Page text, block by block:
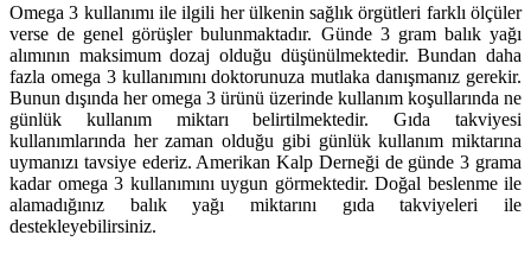
Omega 3 kullanımı ile ilgili her ülkenin sağlık örgütleri farklı ölçüler
verse de genel görüşler bulunmaktadır. Günde 3 gram balık yağı
alımının maksimum dozaj olduğu düşünülmektedir. Bundan daha
fazla omega 3 kullanımını doktorunuza mutlaka danışmanız gerekir.
Bunun dışında her omega 3 ürünü üzerinde kullanım koşullarında ne
günlük kullanım miktarı belirtilmektedir. Gıda takviyesi
kullanımlarında her zaman olduğu gibi günlük kullanım miktarına
uymanızı tavsiye ederiz. Amerikan Kalp Derneği de günde 3 grama
kadar omega 3 kullanımını uygun görmektedir. Doğal beslenme ile
alamadığınız balık yağı miktarını gıda takviyeleri ile
destekleyebilirsiniz.